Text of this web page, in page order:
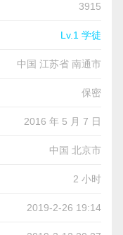
3915
Lv.1 学徒
中国 江苏省 南通市
保密
2016 年 5 月 7 日
中国 北京市
2 小时
2019-2-26 19:14